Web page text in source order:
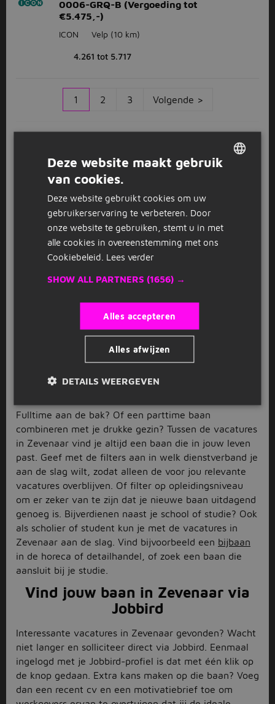
0006-GRQ-B (Vergoeding tot
€5.475,-)
ICON Velp (10 km)
4.261 tot 5.717
1 2 3 Volgende >
Werken in Zevenaar
Op zoek naar een baan in Zevenaar? Grote kans dat
je die vindt tussen de vacatures in Zevenaar op
Jobbird. Deze stad inGelderlandligt in een groene en
rustige omgeving, maar heeft ook een levendig
Ideaal om hier te wonen én te werken, want aan
bijvoorbeeld aan de slag in de agrarische sector,
beroepsgroepen is er keuze zat. Scrol omhoog en vind
met de filters aan de linkerkant eenvoudig de
Vacatures in Zevenaar
Fulltime aan de bak? Of een parttime baan
combineren met je drukke gezin? Tussen de vacatures
in Zevenaar vind je altijd een baan die in jouw leven
past. Geef met de filters aan in welk dienstverband je
aan de slag wilt, zodat alleen de voor jou relevante
vacatures overblijven. Of filter op opleidingsniveau
om er zeker van te zijn dat je nieuwe baan uitdagend
genoeg is. Bijverdienen naast je school of studie? Ook
als scholier of student kun je met de vacatures in
Zevenaar aan de slag. Vind bijvoorbeeld een bijbaan
in de horeca of detailhandel, of zoek een baan die
aansluit bij je studie.
Vind jouw baan in Zevenaar via
Jobbird
Interessante vacatures in Zevenaar gevonden? Wacht
niet langer en solliciteer direct via Jobbird. Eenmaal
ingelogd met je Jobbird-profiel is dat met één klik op
de knop gedaan. Extra kans maken op die baan? Voeg
dan een recent cv en een motivatiebrief toe om
Deze website maakt gebruik
van cookies.
Deze website gebruikt cookies om uw
gebruikerservaring te verbeteren. Door
onze website te gebruiken, stemt u in met
alle cookies in overeenstemming met ons
Cookiebeleid. Lees verder
SHOW ALL PARTNERS (1656) →
Alles accepteren
Alles afwijzen
DETAILS WEERGEVEN